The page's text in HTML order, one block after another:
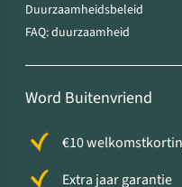
Duurzaamheidsbeleid
FAQ: duurzaamheid
Word Buitenvriend
€10
Extra jaar garantie